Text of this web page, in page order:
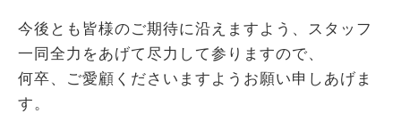
今後とも皆様のご期待に沿えますよう、スタッフ
一同全力をあげて尽力して参りますので、
何卒、ご愛顧くださいますようお願い申しあげま
す。